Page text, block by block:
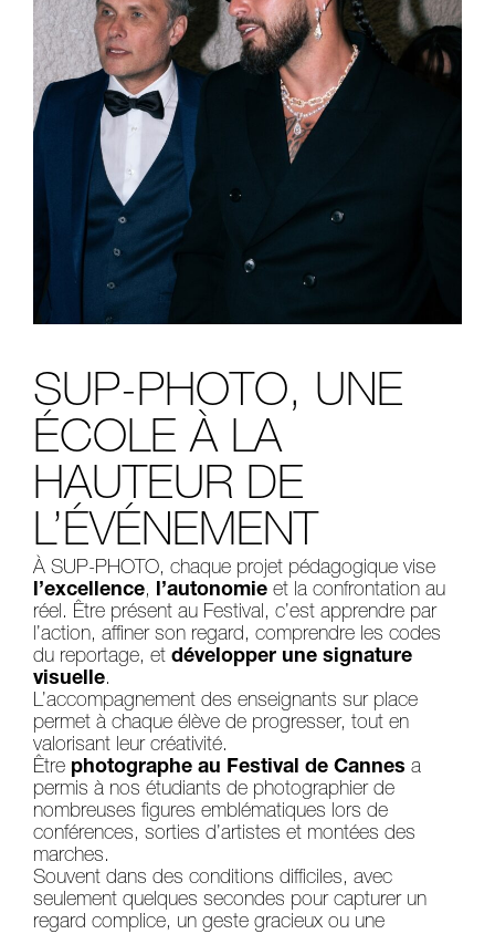
SUP-PHOTO, UNE
ÉCOLE À LA
HAUTEUR DE
L’ÉVÉNEMENT
À SUP-PHOTO, chaque projet pédagogique vise
l’excellence, l’autonomie et la confrontation au
réel. Être présent au Festival, c’est apprendre par
l’action, affiner son regard, comprendre les codes
du reportage, et développer une signature
visuelle.
L’accompagnement des enseignants sur place
permet à chaque élève de progresser, tout en
valorisant leur créativité.
Être photographe au Festival de Cannes a
permis à nos étudiants de photographier de
nombreuses figures emblématiques lors de
conférences, sorties d’artistes et montées des
marches.
Souvent dans des conditions difficiles, avec
seulement quelques secondes pour capturer un
regard complice, un geste gracieux ou une